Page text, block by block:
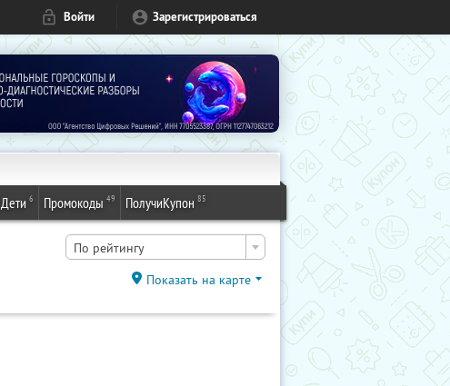
Войти Зарегистрироваться
Дети 6 Промокоды 49 ПолучиКупон 85
По рейтингу
Показать на карте